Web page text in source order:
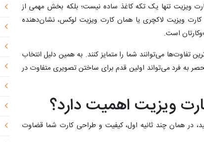
ویزیت تنها یک تکه کاغذ ساده نیست؛ بلکه بخش مهمی از
ویزیت لاکچری یا همان کارت ویزیت لوکس، نشان‌دهنده
است.
تفاوت‌ها می‌توانند شما را متمایز کنند. به همین دلیل انتخاب
به فرد می‌تواند اولین قدم برای ساختن تصویری متفاوت در
ویزیت اهمیت دارد؟
در همان چند ثانیه اول، کیفیت و طراحی کارت شما قضاوت